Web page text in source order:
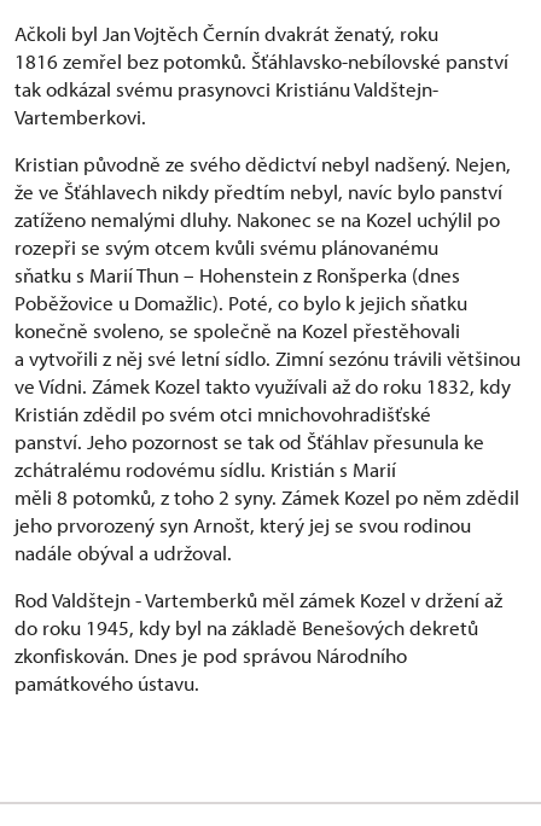
Ačkoli byl Jan Vojtěch Černín dvakrát ženatý, roku
1816 zemřel bez potomků. Šťáhlavsko-nebílovské panství
tak odkázal svému prasynovci Kristiánu Valdštejn-
Vartemberkovi.
Kristian původně ze svého dědictví nebyl nadšený. Nejen,
že ve Šťáhlavech nikdy předtím nebyl, navíc bylo panství
zatíženo nemalými dluhy. Nakonec se na Kozel uchýlil po
rozepři se svým otcem kvůli svému plánovanému
sňatku s Marií Thun – Hohenstein z Ronšperka (dnes
Poběžovice u Domažlic). Poté, co bylo k jejich sňatku
konečně svoleno, se společně na Kozel přestěhovali
a vytvořili z něj své letní sídlo. Zimní sezónu trávili většinou
ve Vídni. Zámek Kozel takto využívali až do roku 1832, kdy
Kristián zdědil po svém otci mnichovohradišťské
panství. Jeho pozornost se tak od Šťáhlav přesunula ke
zchátralému rodovému sídlu. Kristián s Marií
měli 8 potomků, z toho 2 syny. Zámek Kozel po něm zdědil
jeho prvorozený syn Arnošt, který jej se svou rodinou
nadále obýval a udržoval.
Rod Valdštejn - Vartemberků měl zámek Kozel v držení až
do roku 1945, kdy byl na základě Benešových dekretů
zkonfiskován. Dnes je pod správou Národního
památkového ústavu.